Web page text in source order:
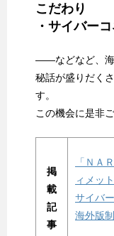
こだわり
・サイバー
――などなど、海
秘話が盛りだく
す。
この機会に是非
掲
載
記
事
「ＮＡ
ィメッ
サイバ
海外版